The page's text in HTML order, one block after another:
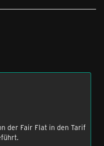
der Fair Flat in den Tarif